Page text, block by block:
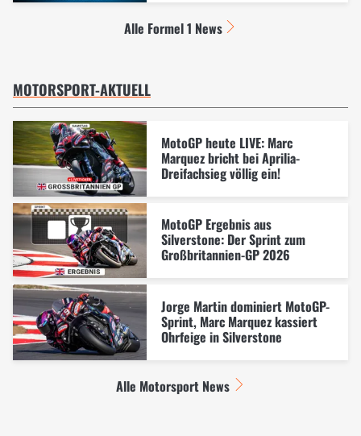
Alle Formel 1 News
MOTORSPORT-AKTUELL
MotoGP heute LIVE: Marc
Marquez bricht bei Aprilia-
Dreifachsieg völlig ein!
MotoGP Ergebnis aus
Silverstone: Der Sprint zum
Großbritannien-GP 2026
Jorge Martin dominiert MotoGP-
Sprint, Marc Marquez kassiert
Ohrfeige in Silverstone
Alle Motorsport News